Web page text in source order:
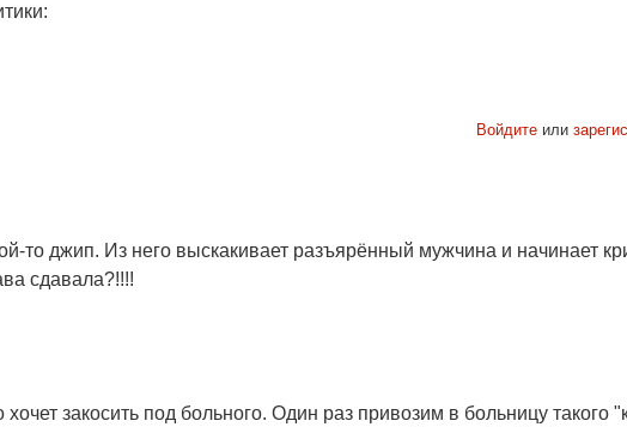
Войдитеили
то джип. Из него выскакивает разъярённый мужчина и начинает
сдавала?!!!!
закосить под больного. Один раз привозим в больницу такого